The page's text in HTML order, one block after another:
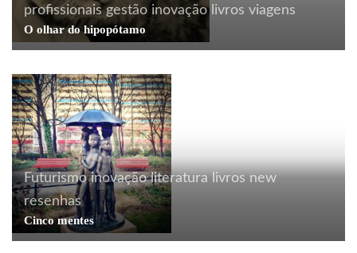
profissionais gestão inovação livros viagens
O olhar do hipopótamo
Futurismo inovação literatura livros new
resenhas
Cinco mentes
arquitetura arte Berlim
comunicação consumo cores cotidiano
curiosidades
design dicas profissionais
embalagem
estantes
Festival Internacional de design de Berlin